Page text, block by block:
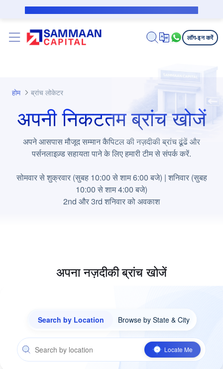
मुख्य कंटेंट पर जाएं
लॉग-इन करें
होम ब्रांच लोकेटर
अपनी निकटतम ब्रांच खोजें
अपने आसपास मौजूद सम्मान कैपिटल की नज़दीकी ब्रांच ढूंढें और
पर्सनलाइज़्ड सहायता पाने के लिए हमारी टीम से संपर्क करें.
सोमवार से शुक्रवार (सुबह 10:00 से शाम 6:00 बजे) | शनिवार (सुबह
10:00 से शाम 4:00 बजे)
2nd और 3rd शनिवार को अवकाश
अपना नज़दीकी ब्रांच खोजें
Search by Location Browse by State & City
Locate Me